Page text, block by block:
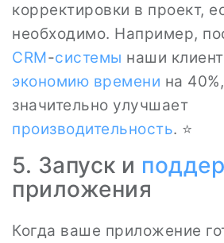
корректировки в проект,
необходимо. Например,
CRM-системы наши
экономию времени на
значительно улучшает
производительность. ⭐
5. Запуск и
приложения
Когда ваше приложение